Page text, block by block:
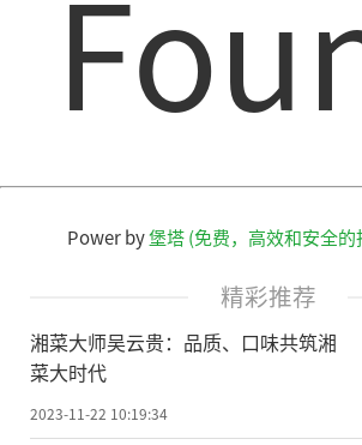
Power by堡塔 (免费，高效和安全
精彩推荐
湘菜大师吴云贵：品质、口味共筑湘
菜大时代
2023-11-22 10:19:34